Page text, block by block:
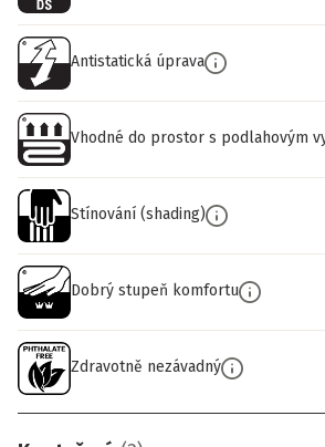
Antistatická úprava
Vhodné do prostor s podlahovým
Stínování (shading)
Dobrý stupeň komfortu
Zdravotně nezávadný